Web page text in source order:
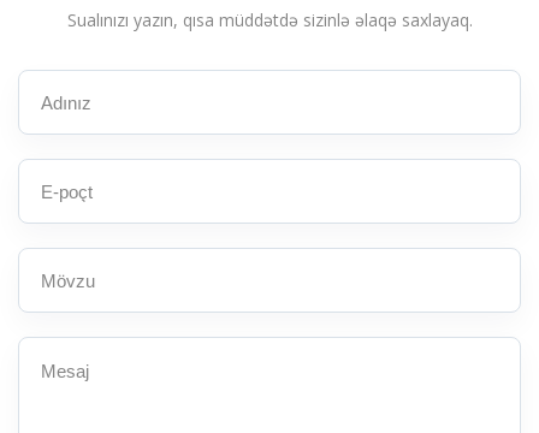
Sualınızı yazın, qısa müddətdə sizinlə əlaqə saxlayaq.